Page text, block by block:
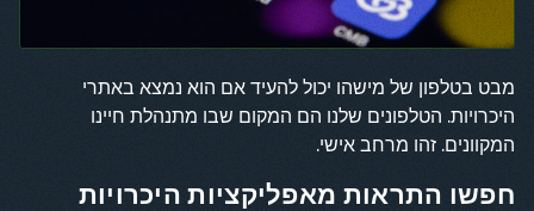
מבט בטלפון של מישהו יכול להעיד אם הוא נמצא באתרי
היכרויות. הטלפונים שלנו הם המקום שבו מתנהלת חיינו
המקוונים. זהו מרחב אישי.
חפשו התראות מאפליקציות היכרויות